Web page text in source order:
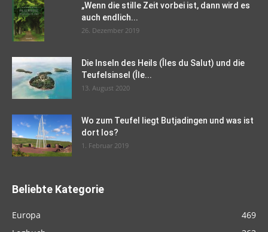
„Wenn die stille Zeit vorbei ist, dann wird es
auch endlich...
26. Dezember 2019
Die Inseln des Heils (Îles du Salut) und die
Teufelsinsel (Île...
13. August 2020
Wo zum Teufel liegt Butjadingen und was ist
dort los?
1. Februar 2019
Beliebte Kategorie
Europa
469